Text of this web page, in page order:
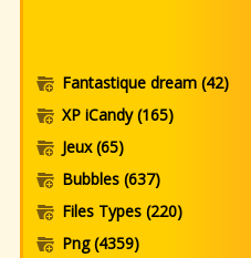
Fantastique dream (42)
XP iCandy(165)
Jeux(65)
Bubbles (637)
Files Types (220)
Png(4359)